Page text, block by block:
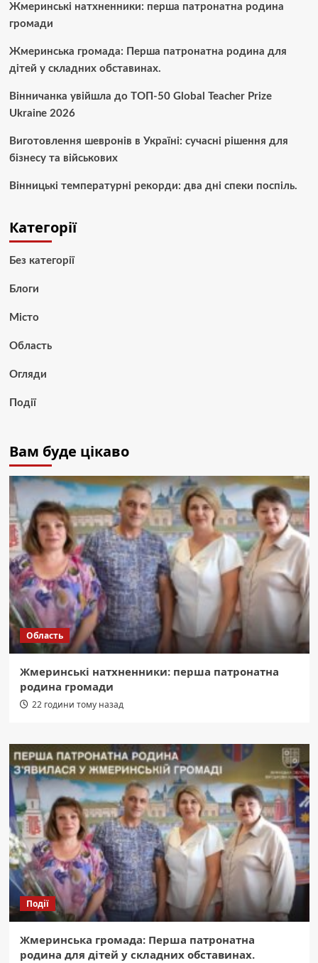
Жмеринські натхненники: перша патронатна родина
громади
Жмеринська громада: Перша патронатна родина для
дітей у складних обставинах.
Вінничанка увійшла до ТОП-50 Global Teacher Prize
Ukraine 2026
Виготовлення шевронів в Україні: сучасні рішення для
бізнесу та військових
Вінницькі температурні рекорди: два дні спеки поспіль.
Категорії
Без категорії
Блоги
Місто
Область
Огляди
Події
Вам буде цікаво
Область
Жмеринські натхненники: перша патронатна
родина громади
22 години тому назад
Події
Жмеринська громада: Перша патронатна
родина для дітей у складних обставинах.